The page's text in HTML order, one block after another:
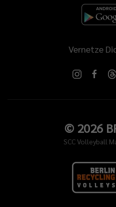
Vernetze
© 2026
SCC Volleyball